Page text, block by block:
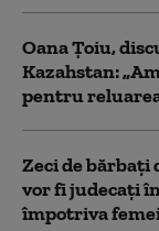
Oana Țoiu,
Kazahstan:
pentru
Zeci de bărbați
vor fi judecați
împotriva